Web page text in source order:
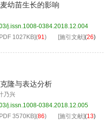
幼苗生长的影响
j.issn.1008-0384.2018.12.004
1027KB](91) [施引文献](26)
隆与表达分析
乃兴
j.issn.1008-0384.2018.12.005
3570KB](86) [施引文献](13)